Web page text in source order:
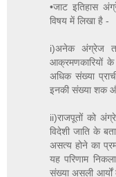
•जाट इतिहास
विषय में लिखा है -
i)अनेक अंग्रेज
आक्रमणकारियों
अधिक संख्या
इनकी संख्या शक
ii)राजपूतों को
विदेशी जाति के
असत्य होने का
यह परिणाम
संख्या असली